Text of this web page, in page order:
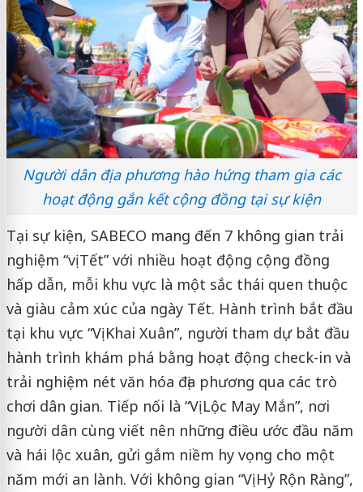
Người dân địa phương hào hứng tham gia các
hoạt động gắn kết cộng đồng tại sự kiện
Tại sự kiện, SABECO mang đến 7 không gian trải
nghiệm “vị Tết” với nhiều hoạt động cộng đồng
hấp dẫn, mỗi khu vực là một sắc thái quen thuộc
và giàu cảm xúc của ngày Tết. Hành trình bắt đầu
tại khu vực “Vị Khai Xuân”, người tham dự bắt đầu
hành trình khám phá bằng hoạt động check-in và
trải nghiệm nét văn hóa địa phương qua các trò
chơi dân gian. Tiếp nối là “Vị Lộc May Mắn”, nơi
người dân cùng viết nên những điều ước đầu năm
và hái lộc xuân, gửi gắm niềm hy vọng cho một
năm mới an lành. Với không gian “Vị Hỷ Rộn Ràng”,